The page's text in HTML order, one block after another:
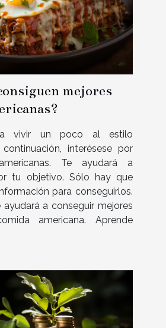
mejores
vivir un poco al estilo
interésese por
Te ayudará a
tu objetivo. Sólo hay que
para conseguirlos.
a conseguir mejores
americana. Aprende